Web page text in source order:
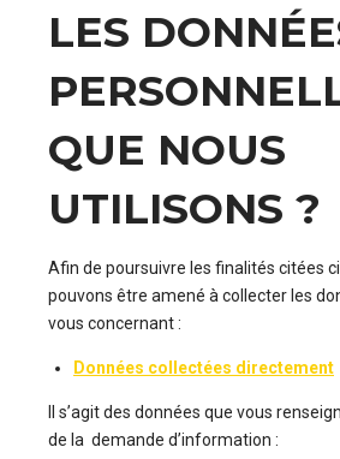
LES
QUE NOUS
UTILISONS ?
Afin de poursuivre les finalités citées
pouvons être amené à collecter les
vous concernant :
Données collectées directement
Il s’agit des données que vous
de la demande d’information :